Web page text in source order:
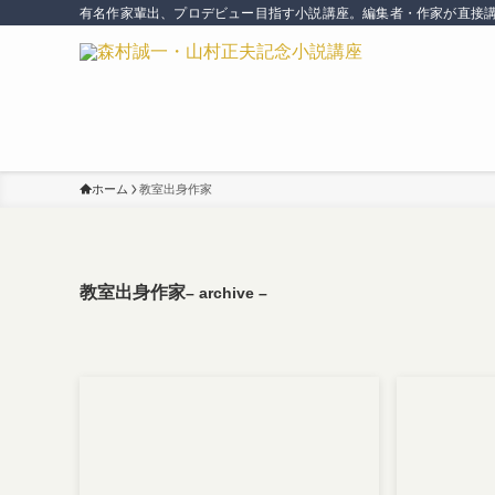
有名作家輩出、プロデビュー目指す小説講座。編集者・作家が直接
ホーム 教室出身作家
教室出身作家– archive –